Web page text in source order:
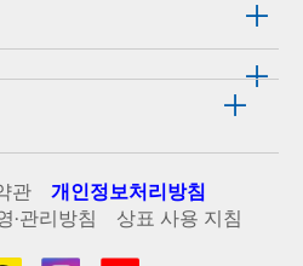
관
개인정보처리방침
·관리방침
상표 사용 지침